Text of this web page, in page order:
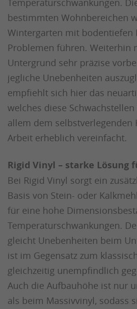
Temperaturschwankungen.
bestimmten Wohnbereichen
Wintergarten mit bodentiefen
Problemen führen. Weiterhin
Untergrund sehr präzise
jegliche Unebenheiten
empfiehlt sich hier das
welches diese
allem dem selbstverlegenden
Arbeit erheblich vereinfacht.
Rigid Vinyl – starke Lösung
Bei Rigid Vinyl sorgt ein
Basis von Stein- oder
für eine hohe
Temperaturschwankungen.
gleicht Unebenheiten beim
ist im Gegensatz zum
gleichzeitig unempfindlich
Auch die Aufbauhöhe ist nur
als beim Massivvinyl, sodass